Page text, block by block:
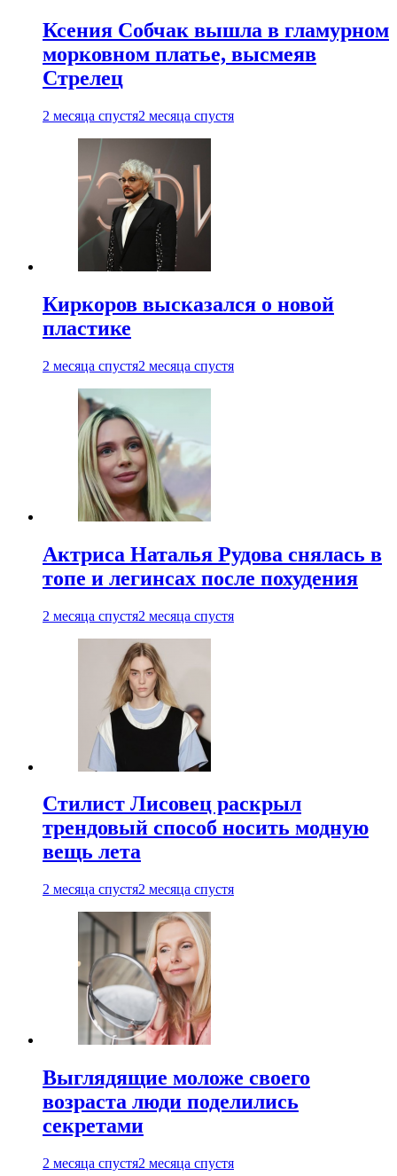
Ксения Собчак вышла в гламурном
морковном платье, высмеяв
Стрелец
2 месяца спустя2 месяца спустя
Киркоров высказался о новой
пластике
2 месяца спустя2 месяца спустя
Актриса Наталья Рудова снялась в
топе и легинсах после похудения
2 месяца спустя2 месяца спустя
Стилист Лисовец раскрыл
трендовый способ носить модную
вещь лета
2 месяца спустя2 месяца спустя
Выглядящие моложе своего
возраста люди поделились
секретами
2 месяца спустя2 месяца спустя